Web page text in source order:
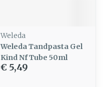
Weleda
Weleda Tandpasta Gel
Kind Nf Tube 50ml
€ 5,49